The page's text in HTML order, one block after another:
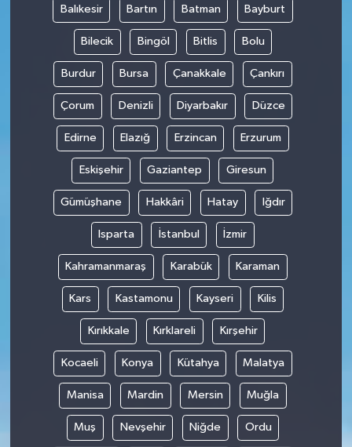
Balıkesir Bartın Batman Bayburt
Bilecik Bingöl Bitlis Bolu
Burdur Bursa Çanakkale Çankırı
Çorum Denizli Diyarbakır Düzce
Edirne Elazığ Erzincan Erzurum
Eskişehir Gaziantep Giresun
Gümüşhane Hakkâri Hatay Iğdır
Isparta İstanbul İzmir
Kahramanmaraş Karabük Karaman
Kars Kastamonu Kayseri Kilis
Kırıkkale Kırklareli Kırşehir
Kocaeli Konya Kütahya Malatya
Manisa Mardin Mersin Muğla
Muş Nevşehir Niğde Ordu